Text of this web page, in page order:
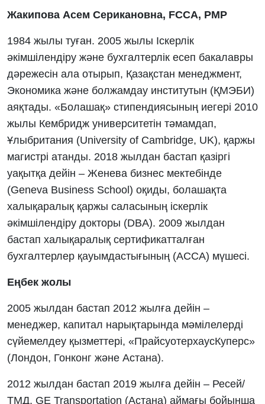
Жакипова Асем Серикановна, FCCA, PMP
1984 жылы туған. 2005 жылы Іскерлік
әкімшілендіру және бухгалтерлік есеп бакалавры
дәрежесін ала отырып, Қазақстан менеджмент,
Экономика және болжамдау институтын (ҚМЭБИ)
аяқтады. «Болашақ» стипендиясының иегері 2010
жылы Кембридж университетін тәмамдап,
Ұлыбритания (University of Cambridge, UK), қаржы
магистрі атанды. 2018 жылдан бастап қазіргі
уақытқа дейін – Женева бизнес мектебінде
(Geneva Business School) оқиды, болашақта
халықаралық қаржы саласының іскерлік
әкімшілендіру докторы (DBA). 2009 жылдан
бастап халықаралық сертификатталған
бухгалтерлер қауымдастығының (ACCA) мүшесі.
Еңбек жолы
2005 жылдан бастап 2012 жылға дейін –
менеджер, капитал нарықтарында мәмілелерді
сүйемелдеу қызметтері, «ПрайсуотерхаусКуперс»
(Лондон, Гонконг және Астана).
2012 жылдан бастап 2019 жылға дейін – Ресей/
ТМД, GE Transportation (Астана) аймағы бойынша